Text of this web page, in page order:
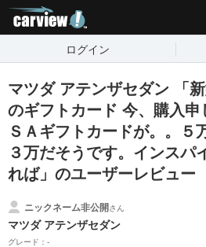
ログイン
マツダ アテンザセダン 「
のギフトカード 今、購入申
ＳＡギフトカードが。。５
３万だそうです。インスパ
れば」のユーザーレビュー
ニックネーム非公開さん
マツダ アテンザセダン
グレード：-